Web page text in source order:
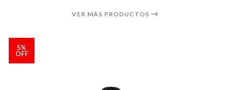
VER MÁS PRODUCTOS
5%
OFF